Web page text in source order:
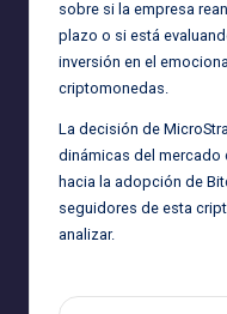
sobre si la empresa
plazo o si está
inversión en el
criptomonedas.
La decisión de
dinámicas del mercado
hacia la adopción de
seguidores de esta
analizar.